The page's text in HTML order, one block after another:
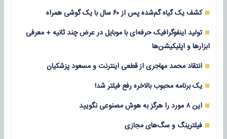
کشف یک گیاه گم‌شده پس از ۶۰ سال با یک گوشی همراه
تولید اینفوگرافیک حرفه‌ای با موبایل در عرض چند ثانیه + معرفی
ابزارها و اپلیکیشن‌ها
انتقاد محمد مهاجری از قطعی اینترنت و مسعود پزشکیان
یک برنامه محبوب بالاخره رفع فیلتر شد!
این ۸ مورد را هرگز به هوش مصنوعی نگویید
فیلترینگ و سگ‌های مجازی